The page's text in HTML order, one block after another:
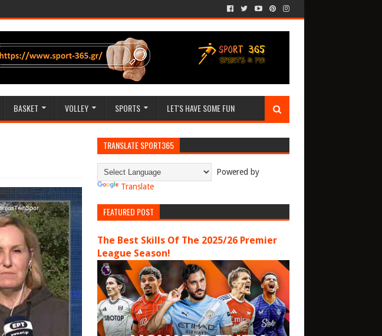
BASKET VOLLEY SPORTS LET'S HAVE SOME FUN
TRANSLATE SPORT365
Powered by
Translate
FEATURED POST
The Best Skills Of The 2025/26 Premier
League Season!